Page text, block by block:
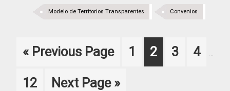
Convenios
Modelo de Territorios Transparentes
« Go
Previous Page Page
1 Page
2 Page
3 Page
4
pages
…
Page
12
Go
Next Page »